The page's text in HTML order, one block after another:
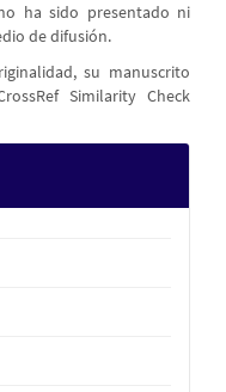
ha sido presentado ni
de difusión.
su manuscrito
Similarity Check